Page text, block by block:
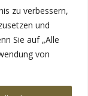
zu verbessern,
und
Sie auf „Alle
von